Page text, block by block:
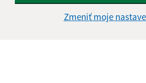
Zmeniť moje
Autorské práva